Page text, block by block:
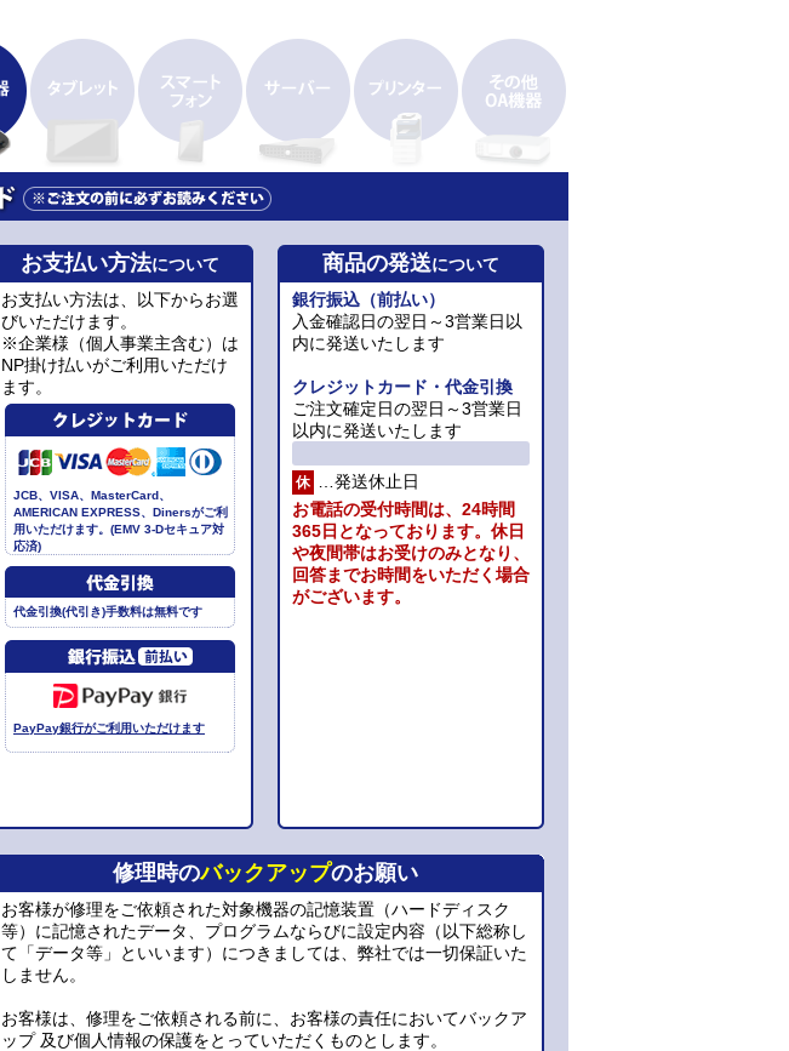
お支払い方法について 商品の発送について
お支払い方法は、以下からお選
びいただけます。
※企業様（個人事業主含む）は
NP掛け払いがご利用いただけ
ます。
JCB、VISA、MasterCard、
AMERICAN EXPRESS、Dinersがご利
用いただけます。(EMV 3-Dセキュア対
応済)
代金引換(代引き)手数料は無料です
PayPay銀行がご利用いただけます
銀行振込（前払い）
入金確認日の翌日～3営業日以
内に発送いたします
クレジットカード・代金引換
ご注文確定日の翌日～3営業日
以内に発送いたします
休
…発送休止日
お電話の受付時間は、24時間
365日となっております。休日
や夜間帯はお受けのみとなり、
回答までお時間をいただく場合
がございます。
修理時のバックアップのお願い
お客様が修理をご依頼された対象機器の記憶装置（ハードディスク
等）に記憶されたデータ、プログラムならびに設定内容（以下総称し
て「データ等」といいます）につきましては、弊社では一切保証いた
しません。
お客様は、修理をご依頼される前に、お客様の責任においてバックア
ップ 及び個人情報の保護をとっていただくものとします。